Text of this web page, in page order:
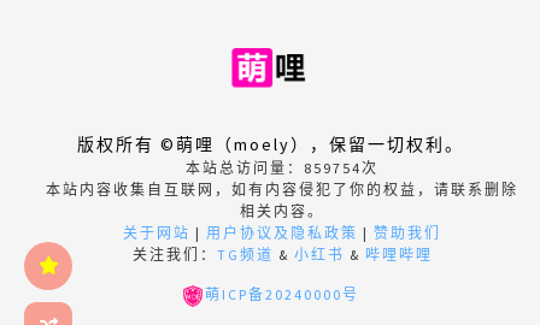
版权所有 ©萌哩（moely），保留一切权利。
本站总访问量： 859754次
本站内容收集自互联网，如有内容侵犯了你的权益，请联系删除
相关内容。
关于网站 | 用户协议及隐私政策 | 赞助我们
关注我们： TG频道 & 小红书 & 哔哩哔哩
萌ICP备20240000号